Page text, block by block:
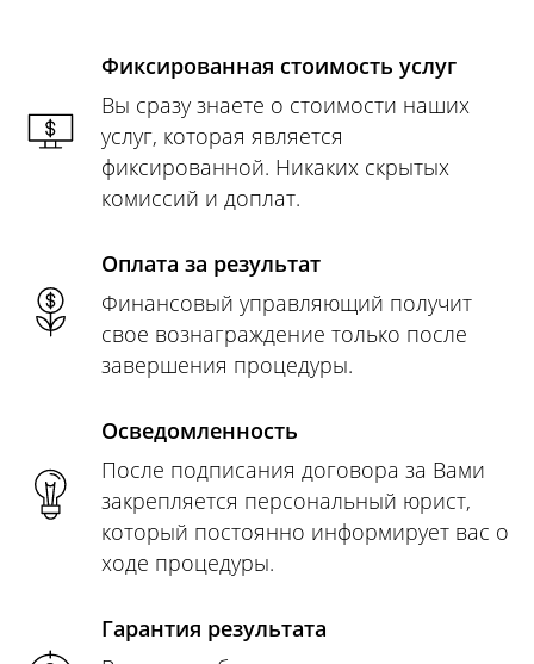
Фиксированная стоимость услуг
Вы сразу знаете о стоимости наших
услуг, которая является
фиксированной. Никаких скрытых
комиссий и доплат.
Оплата за результат
Финансовый управляющий получит
свое вознаграждение только после
завершения процедуры.
Осведомленность
После подписания договора за Вами
закрепляется персональный юрист,
который постоянно информирует вас о
ходе процедуры.
Гарантия результата